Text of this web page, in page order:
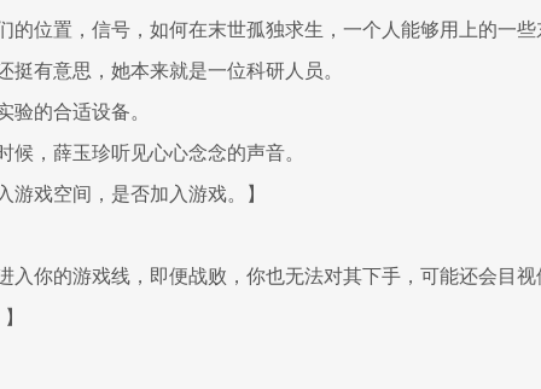
的位置，信号，如何在末世孤独求生，一个人能够用上的一
挺有意思，她本来就是一位科研人员。
验的合适设备。
候，薛玉珍听见心心念念的声音。
游戏空间，是否加入游戏。】
入你的游戏线，即便战败，你也无法对其下手，可能还会目